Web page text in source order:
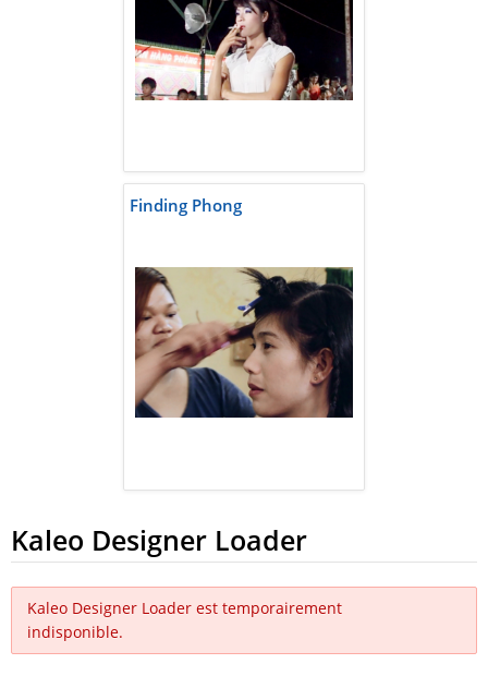
Finding Phong
Kaleo Designer Loader
Kaleo Designer Loader est temporairement
indisponible.